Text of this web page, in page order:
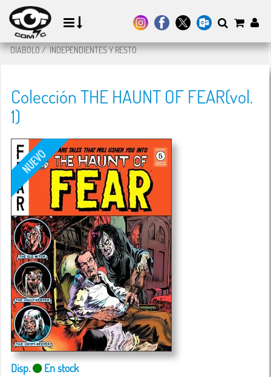
DIABOLO/INDEPENDIENTES Y RESTO
Colección THE HAUNT OF FEAR(vol.
1)
Disp. En stock